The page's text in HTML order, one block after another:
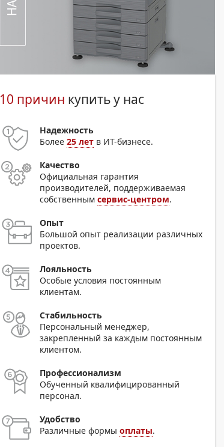
10 причин купить у нас
Надежность
Более25 лет в ИТ-бизнесе.
Качество
Официальная гарантия
производителей, поддерживаемая
собственнымсервис-центром.
Опыт
Большой опыт реализации различных
проектов.
Лояльность
Особые условия постоянным
клиентам.
Стабильность
Персональный менеджер,
закрепленный за каждым постоянным
клиентом.
Профессионализм
Обученный квалифицированный
персонал.
Удобство
Различные формыоплаты.